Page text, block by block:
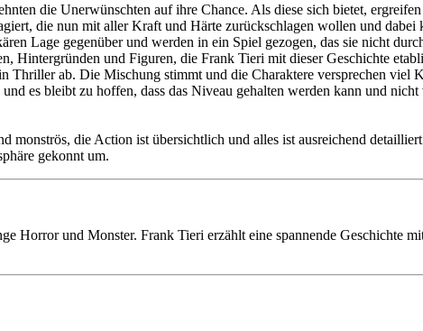
die Unerwünschten auf ihre Chance. Als diese sich bietet,
die nun mit aller Kraft und Härte zurückschlagen wollen und dabei
Lage gegenüber und werden in ein Spiel gezogen, das sie nicht
und Figuren, die Frank Tieri mit dieser Geschichte
Thriller ab. Die Mischung stimmt und die Charaktere versprechen
es bleibt zu hoffen, dass das Niveau gehalten werden kann und
die Action ist übersichtlich und alles ist ausreichend
gekonnt um.
Horror und Monster. Frank Tieri erzählt eine spannende Geschichte